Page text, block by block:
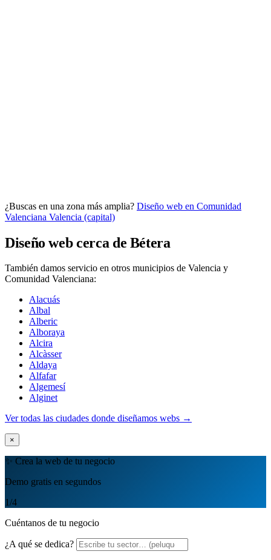
Quiero mi panel
¿Buscas en una zona más amplia? Diseño web en Comunidad
Valenciana Valencia (capital)
Diseño web cerca de Bétera
También damos servicio en otros municipios de Valencia y
Comunidad Valenciana:
Alacuás
Albal
Alberic
Alboraya
Alcira
Alcàsser
Aldaya
Alfafar
Algemesí
Alginet
Ver todas las ciudades donde diseñamos webs →
×
✨ Crea la web de tu negocio
Demo gratis en segundos
1/4
Cuéntanos de tu negocio
¿A qué se dedica?